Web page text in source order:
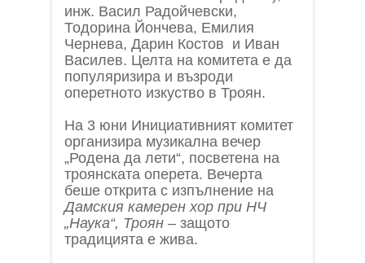
инж. Васил Радойчевски,
Тодорина Йончева, Емилия
Чернева, Дарин Костов и Иван
Василев. Целта на комитета е да
популяризира и възроди
оперетното изкуство в Троян.
На 3 юни Инициативният комитет
организира музикална вечер
„Родена да лети“, посветена на
троянската оперета. Вечерта
беше открита с изпълнение на
Дамския камерен хор при НЧ
„Наука“, Троян – защото
традицията е жива.